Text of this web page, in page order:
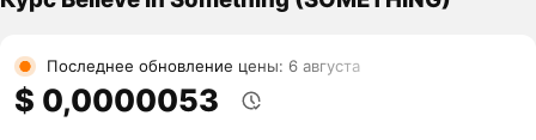
Последнее обновление цены: 6 августа
$ 0,0000053